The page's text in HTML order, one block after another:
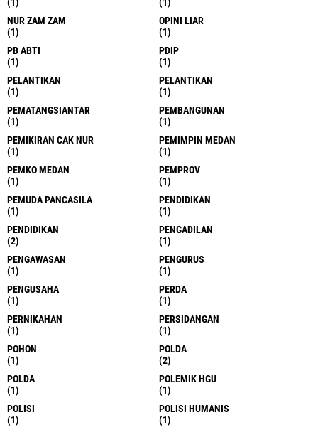
NUR ZAM ZAM
(1)
OPINI LIAR
(1)
PB ABTI
(1)
PDIP
(1)
PELANTIKAN
(1)
PELANTIKAN
(1)
PEMATANGSIANTAR
(1)
PEMBANGUNAN
(1)
PEMIKIRAN CAK NUR
(1)
PEMIMPIN MEDAN
(1)
PEMKO MEDAN
(1)
PEMPROV
(1)
PEMUDA PANCASILA
(1)
PENDIDIKAN
(1)
PENDIDIKAN
(2)
PENGADILAN
(1)
PENGAWASAN
(1)
PENGURUS
(1)
PENGUSAHA
(1)
PERDA
(1)
PERNIKAHAN
(1)
PERSIDANGAN
(1)
POHON
(1)
POLDA
(2)
POLDA
(1)
POLEMIK HGU
(1)
POLISI
(1)
POLISI HUMANIS
(1)